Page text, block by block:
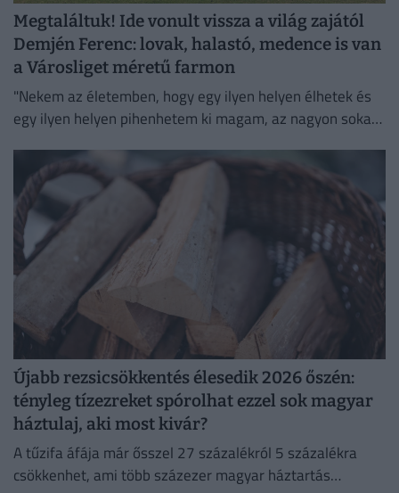
Megtaláltuk! Ide vonult vissza a világ zajától
Demjén Ferenc: lovak, halastó, medence is van
a Városliget méretű farmon
"Nekem az életemben, hogy egy ilyen helyen élhetek és
egy ilyen helyen pihenhetem ki magam, az nagyon sokat
természetbe."
Újabb rezsicsökkentés élesedik 2026 őszén:
tényleg tízezreket spórolhat ezzel sok magyar
háztulaj, aki most kivár?
A tűzifa áfája már ősszel 27 százalékról 5 százalékra
csökkenhet, ami több százezer magyar háztartás